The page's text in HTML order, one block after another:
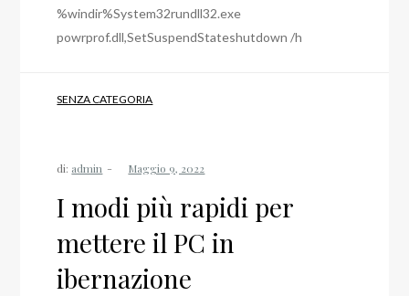
%windir%System32rundll32.exe
powrprof.dll,SetSuspendStateshutdown /h
SENZA CATEGORIA
di: admin
I modi più rapidi per
mettere il PC in
ibernazione